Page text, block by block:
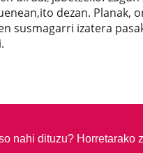
dezan. Planak,
susmagarri izatera
nahi dituzu? Horretarako